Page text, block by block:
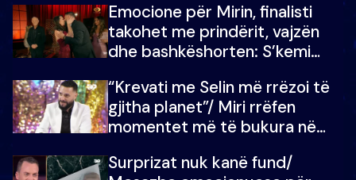
çmimin e madh
Emocione për Mirin, finalisti
takohet me prindërit, vajzën
dhe bashkëshorten: S’kemi
“Krevati me Selin më rrëzoi të
gjitha planet”/ Miri rrëfen
momentet më të bukura në
mungojë zilja e mëngjesit kur…
Surprizat nuk kanë fund/